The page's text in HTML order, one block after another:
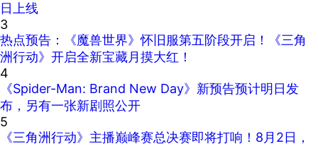
日上线
3
热点预告：《魔兽世界》怀旧服第五阶段开启！《三角
洲行动》开启全新宝藏月摸大红！
4
《Spider-Man: Brand New Day》新预告预计明日发
布，另有一张新剧照公开
5
《三角洲行动》主播巅峰赛总决赛即将打响！8月2日，